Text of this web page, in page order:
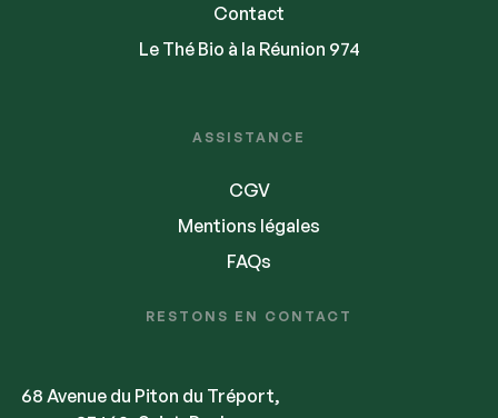
Contact
Le Thé Bio à la Réunion 974
ASSISTANCE
CGV
Mentions légales
FAQs
RESTONS EN CONTACT
68 Avenue du Piton du Tréport,